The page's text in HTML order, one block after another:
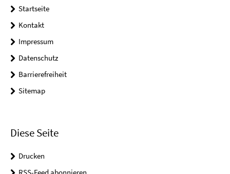
Startseite
Kontakt
Impressum
Datenschutz
Barrierefreiheit
Sitemap
Diese Seite
Drucken